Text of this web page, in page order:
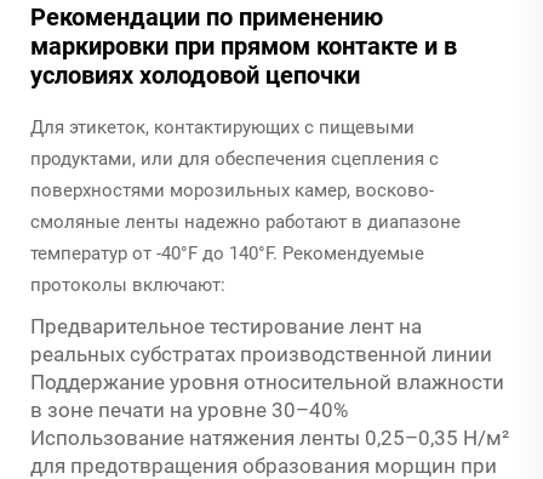
Рекомендации по применению
маркировки при прямом контакте и в
условиях холодовой цепочки
Для этикеток, контактирующих с пищевыми
продуктами, или для обеспечения сцепления с
поверхностями морозильных камер, восково-
смоляные ленты надежно работают в диапазоне
температур от -40°F до 140°F. Рекомендуемые
протоколы включают:
Предварительное тестирование лент на
реальных субстратах производственной линии
Поддержание уровня относительной влажности
в зоне печати на уровне 30–40%
Использование натяжения ленты 0,25–0,35 Н/м²
для предотвращения образования морщин при